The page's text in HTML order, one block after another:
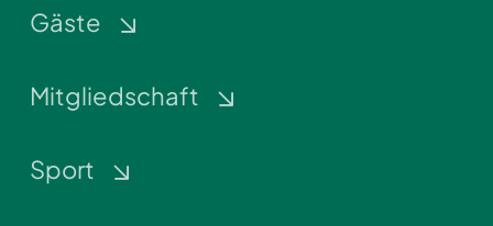
Gäste
Mitgliedschaft
Sport